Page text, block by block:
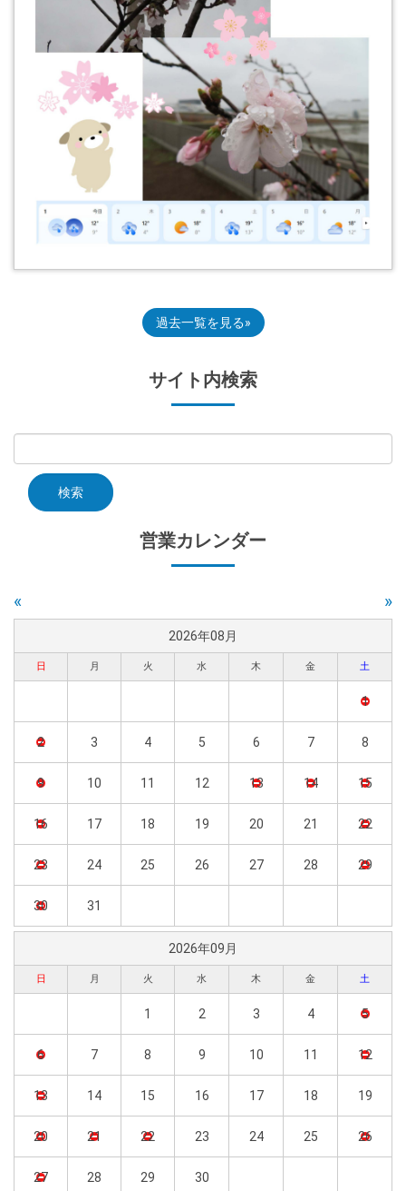
過去一覧を見る
サイト内検索
営業カレンダー
« »
2026年08月
日 月 火 水 木 金 土
1
2 3 4 5 6 7 8
9 10 11 12 13 14 15
16 17 18 19 20 21 22
23 24 25 26 27 28 29
30 31
2026年09月
日 月 火 水 木 金 土
1 2 3 4 5
6 7 8 9 10 11 12
13 14 15 16 17 18 19
20 21 22 23 24 25 26
27 28 29 30